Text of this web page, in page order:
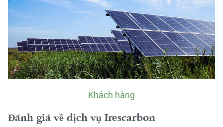
Khách hàng
Đánh giá về dịch vụ Irescarbon